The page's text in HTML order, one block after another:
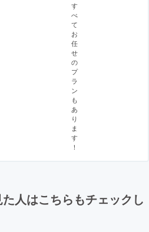
す
べ
て
お
任
せ
の
プ
ラ
ン
も
あ
り
ま
す
！
人はこちらもチェックし